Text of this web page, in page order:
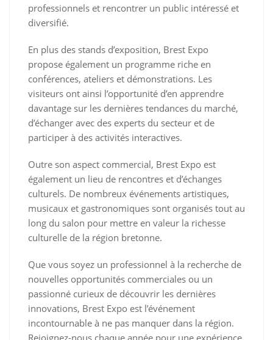
professionnels et rencontrer un public intéressé et
diversifié.
En plus des stands d’exposition, Brest Expo
propose également un programme riche en
conférences, ateliers et démonstrations. Les
visiteurs ont ainsi l’opportunité d’en apprendre
davantage sur les dernières tendances du marché,
d’échanger avec des experts du secteur et de
participer à des activités interactives.
Outre son aspect commercial, Brest Expo est
également un lieu de rencontres et d’échanges
culturels. De nombreux événements artistiques,
musicaux et gastronomiques sont organisés tout au
long du salon pour mettre en valeur la richesse
culturelle de la région bretonne.
Que vous soyez un professionnel à la recherche de
nouvelles opportunités commerciales ou un
passionné curieux de découvrir les dernières
innovations, Brest Expo est l’événement
incontournable à ne pas manquer dans la région.
Rejoignez-nous chaque année pour une expérience